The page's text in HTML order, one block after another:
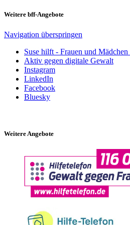
Weitere bff-Angebote
Navigation überspringen
Suse hilft - Frauen und
Aktiv gegen digitale Gewalt
Instagram
LinkedIn
Facebook
Bluesky
Weitere Angebote